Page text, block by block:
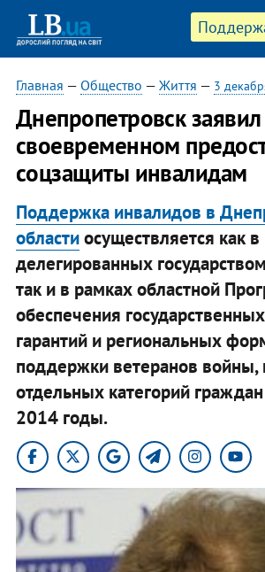
Главная — Общество — Життя — 3
Днепропетровск
своевременном
соцзащиты инвалидам
Поддержка инвалидов в
областиосуществляется как
делегированных
так и в рамках областной
обеспечения
гарантий и региональных
поддержки ветеранов войны,
отдельных категорий
2014 годы.